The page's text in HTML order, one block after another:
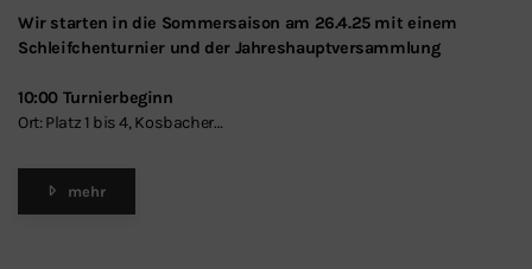
Wir starten in die Sommersaison am 26.4.25 mit einem
Schleifchenturnier und der Jahreshauptversammlung
10:00 Turnierbeginn
Ort: Platz 1 bis 4, Kosbacher…
mehr